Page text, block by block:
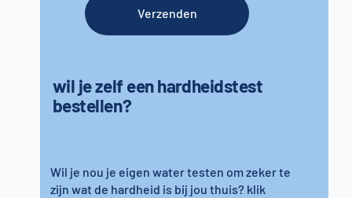
wil je zelf een hardheidstest
bestellen?
Wil je nou je eigen water testen om zeker te
zijn wat de hardheid is bij jou thuis? klik
Verzenden